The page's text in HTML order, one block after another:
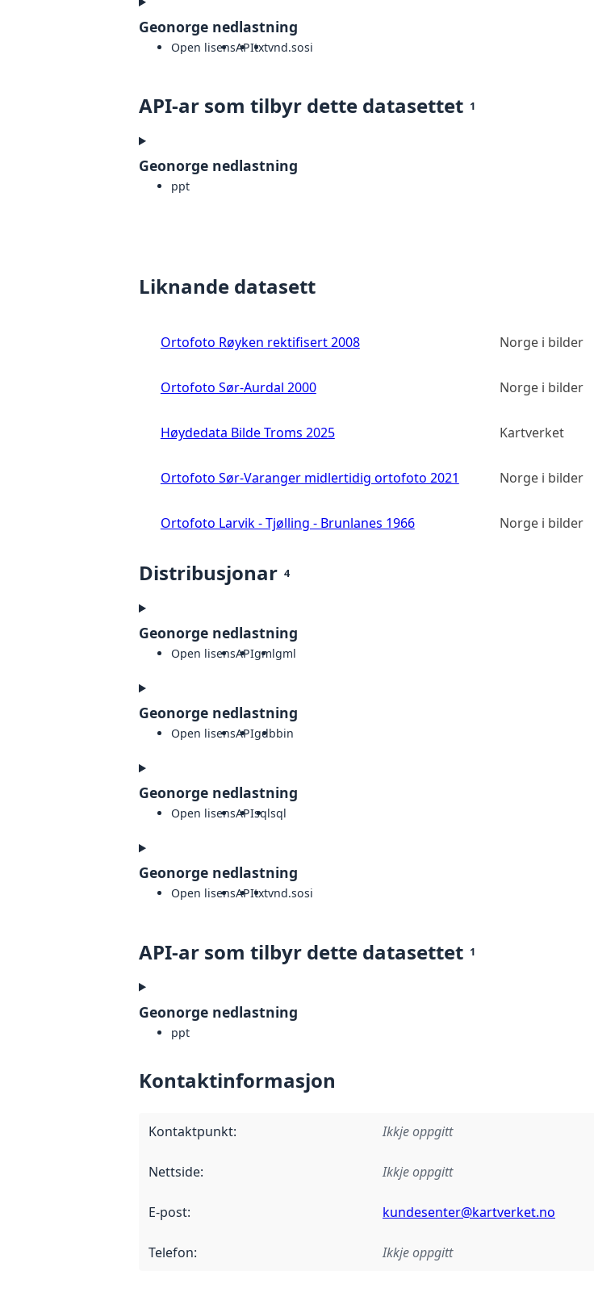
Geonorge nedlastning
Open lisensAPItxtvnd.sosi
API-ar som tilbyr dette datasettet 1
Geonorge nedlastning
ppt
Liknande datasett
Ortofoto Røyken rektifisert 2008 Norge i bilder
Ortofoto Sør-Aurdal 2000 Norge i bilder
Høydedata Bilde Troms 2025 Kartverket
Ortofoto Sør-Varanger midlertidig ortofoto 2021 Norge i bilder
Ortofoto Larvik - Tjølling - Brunlanes 1966 Norge i bilder
Distribusjonar 4
Geonorge nedlastning
Open lisensAPIgmlgml
Geonorge nedlastning
Open lisensAPIgdbbin
Geonorge nedlastning
Open lisensAPIsqlsql
Geonorge nedlastning
Open lisensAPItxtvnd.sosi
API-ar som tilbyr dette datasettet 1
Geonorge nedlastning
ppt
Kontaktinformasjon
Kontaktpunkt: Ikkje oppgitt
Nettside: Ikkje oppgitt
E-post: kundesenter@kartverket.no
Telefon: Ikkje oppgitt